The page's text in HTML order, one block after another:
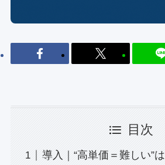
目次
導入｜“高単価＝難しい”